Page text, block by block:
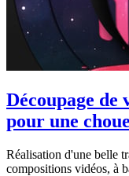
Découpage de
pour une
Réalisation d'une belle
compositions vidéos, à